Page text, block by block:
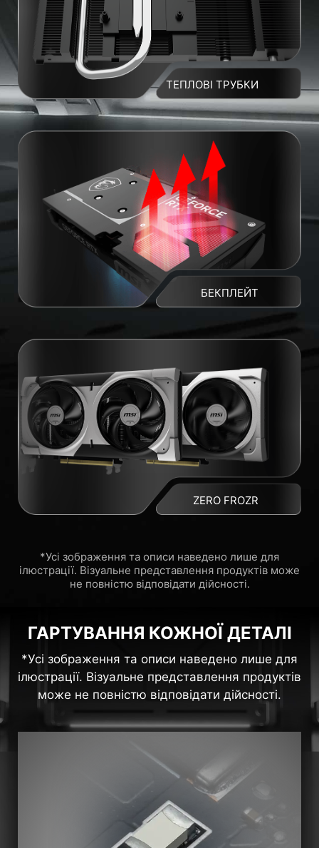
ТЕПЛОВІ ТРУБКИ
БЕКПЛЕЙТ
ZERO FROZR
*Усі зображення та описи наведено лише для
ілюстрації. Візуальне представлення продуктів може
не повністю відповідати дійсності.
ГАРТУВАННЯ КОЖНОЇ ДЕТАЛІ
*Усі зображення та описи наведено лише для
ілюстрації. Візуальне представлення продуктів
може не повністю відповідати дійсності.